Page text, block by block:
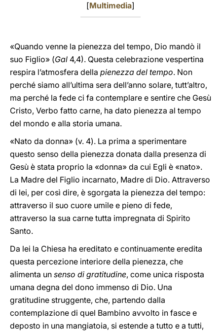
[Multimedia]
«Quando venne la pienezza del tempo, Dio mandò il
suo Figlio» (Gal 4,4). Questa celebrazione vespertina
respira l’atmosfera della pienezza del tempo. Non
perché siamo all’ultima sera dell’anno solare, tutt’altro,
ma perché la fede ci fa contemplare e sentire che Gesù
Cristo, Verbo fatto carne, ha dato pienezza al tempo
del mondo e alla storia umana.
«Nato da donna» (v. 4). La prima a sperimentare
questo senso della pienezza donata dalla presenza di
Gesù è stata proprio la «donna» da cui Egli è «nato».
La Madre del Figlio incarnato, Madre di Dio. Attraverso
di lei, per così dire, è sgorgata la pienezza del tempo:
attraverso il suo cuore umile e pieno di fede,
attraverso la sua carne tutta impregnata di Spirito
Santo.
Da lei la Chiesa ha ereditato e continuamente eredita
questa percezione interiore della pienezza, che
alimenta un senso di gratitudine, come unica risposta
umana degna del dono immenso di Dio. Una
gratitudine struggente, che, partendo dalla
contemplazione di quel Bambino avvolto in fasce e
deposto in una mangiatoia, si estende a tutto e a tutti,